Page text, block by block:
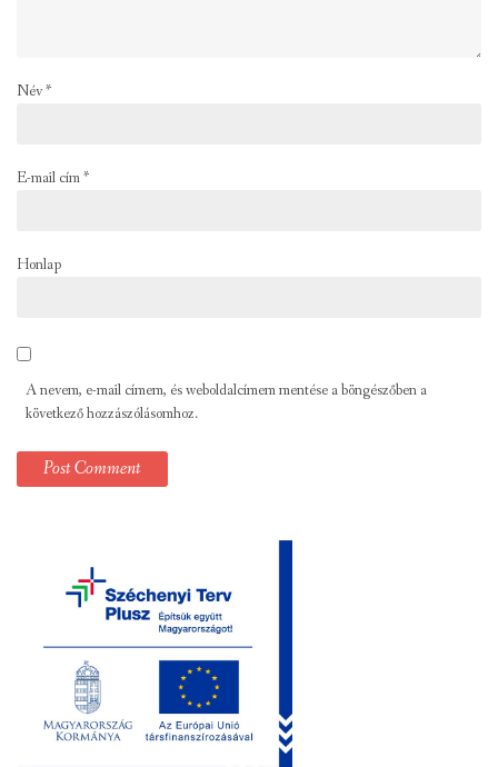
Név*
E-mail cím*
Honlap
A nevem, e-mail címem, és weboldalcímem mentése a böngészőben a
következő hozzászólásomhoz.